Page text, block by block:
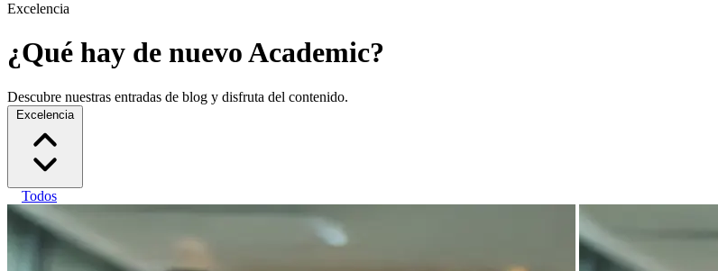
Excelencia
¿Qué hay de nuevo Academic?
Descubre nuestras entradas de blog y disfruta del contenido.
Excelencia
Todos